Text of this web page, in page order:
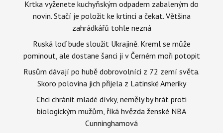
Krtka vyženete kuchyňským odpadem zabaleným do
novin. Stačí je položit ke krtinci a čekat. Většina
zahrádkářů tohle nezná
Ruská loď bude sloužit Ukrajině. Kreml se může
pominout, ale dostane šanci ji v Černém moři potopit
Rusům dávají po hubě dobrovolníci z 72 zemí světa.
Skoro polovina jich přijela z Latinské Ameriky
Chci chránit mladé dívky, neměly by hrát proti
biologickým mužům, říká hvězda ženské NBA
Cunninghamová